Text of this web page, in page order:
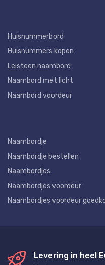
Huisnummerbord
Huisnummers kopen
Leisteen naambord
Naambord met licht
Naambord voordeur
Naambordje
Naambordje bestellen
Naambordjes
Naambordjes voordeur
Naambordjes voordeur
Levering in heel